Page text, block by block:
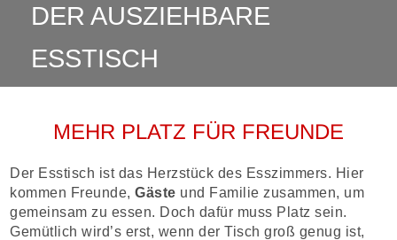
DER AUSZIEHBARE
ESSTISCH
MEHR PLATZ FÜR FREUNDE
Der Esstisch ist das Herzstück des Esszimmers. Hier
kommen Freunde,Gäste und Familie zusammen, um
gemeinsam zu essen. Doch dafür muss Platz sein.
Gemütlich wird’s erst, wenn der Tisch groß genug ist,